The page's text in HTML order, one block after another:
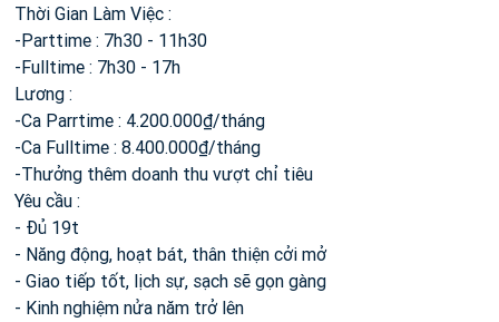
Thời Gian Làm Việc :
-Parttime : 7h30 - 11h30
-Fulltime : 7h30 - 17h
Lương :
-Ca Parrtime : 4.200.000₫/tháng
-Ca Fulltime : 8.400.000₫/tháng
-Thưởng thêm doanh thu vượt chỉ tiêu
Yêu cầu :
- Đủ 19t
- Năng động, hoạt bát, thân thiện cởi mở
- Giao tiếp tốt, lịch sự, sạch sẽ gọn gàng
- Kinh nghiệm nửa năm trở lên